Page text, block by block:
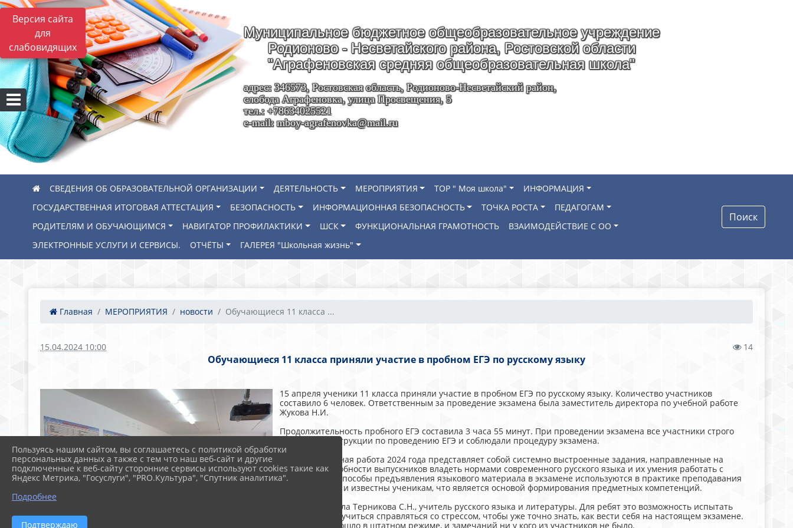
Версия сайта
для
слабовидящих
Муниципальное бюджетное общеобразовательное учреждение
Родионово - Несветайского района, Ростовской области
"Аграфеновская средняя общеобразовательная школа"
адрес: 346573, Ростовская область, Родионово-Несветайский район,
слобода Аграфеновка, улица Просвещения, 5
тел.: +78634025521
e-mail: mboy-agrafenovka@mail.ru
СВЕДЕНИЯ ОБ ОБРАЗОВАТЕЛЬНОЙ ОРГАНИЗАЦИИ ДЕЯТЕЛЬНОСТЬ МЕРОПРИЯТИЯ ТОР " Моя школа"
ИНФОРМАЦИЯ
ГОСУДАРСТВЕННАЯ ИТОГОВАЯ АТТЕСТАЦИЯ
БЕЗОПАСНОСТЬ ИНФОРМАЦИОННАЯ БЕЗОПАСНОСТЬ ТОЧКА РОСТА
ПЕДАГОГАМ
РОДИТЕЛЯМ И ОБУЧАЮЩИМСЯ
НАВИГАТОР ПРОФИЛАКТИКИ ШСК ФУНКЦИОНАЛЬНАЯ ГРАМОТНОСТЬ
ВЗАИМОДЕЙСТВИЕ С ОО
ЭЛЕКТРОННЫЕ УСЛУГИ И СЕРВИСЫ.
ОТЧЁТЫ ГАЛЕРЕЯ "Школьная жизнь"
Поиск
Главная МЕРОПРИЯТИЯ новости Обучающиеся 11 класса ...
15.04.2024 10:00 14
Обучающиеся 11 класса приняли участие в пробном ЕГЭ по русскому языку
15 апреля ученики 11 класса приняли участие в пробном ЕГЭ по русскому языку. Количество участников
составило 6 человек. Ответственным за проведение экзамена была заместитель директора по учебной работе
Жукова Н.И.
Продолжительность пробного ЕГЭ составила 3 часа 55 минут. При проведении экзамена все участники строго
следовали инструкции по проведению ЕГЭ и соблюдали процедуру экзамена.
Экзаменационная работа 2024 года представляет собой системно выстроенные задания, направленные на
проверку способности выпускников владеть нормами современного русского языка и их умения работать с
текстами. Все способы предъявления языкового материала в экзамене используются в практике преподавания
русского языка и известны ученикам, что является основой формирования предметных компетенций.
Экзамен провела Терникова С.Н., учитель русского языка и литературы. Для ребят это возможность испытать
свои силы и научиться справляться со стрессом, чтобы уже точно знать, как вести себя на настоящем экзамене.
Испытание прошло в штатном режиме, и замечаний ни у кого из участников не было.
Пользуясь нашим сайтом, вы соглашаетесь с политикой обработки
персональных данных а также с тем что наш веб-сайт и другие
подключенные к веб-сайту сторонние сервисы используют cookies такие как
Яндекс Метрика, "Госуслуги", "PRO.Культура", "Спутник аналитика".
Подробнее
Подтверждаю